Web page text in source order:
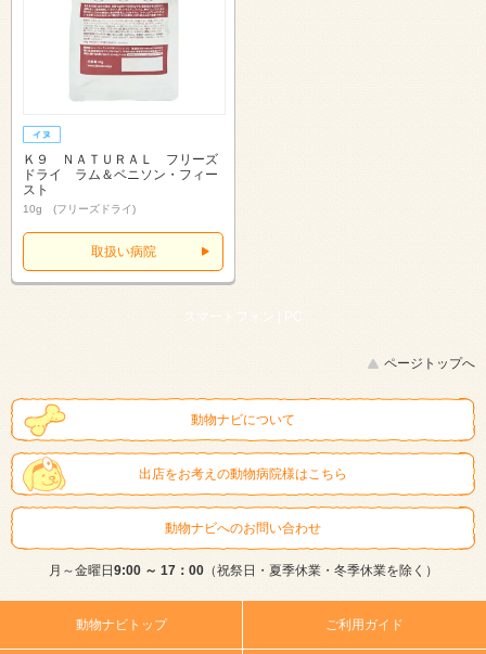
Ｋ９ ＮＡＴＵＲＡＬ フリーズ
ドライ ラム＆ベニソン・フィー
スト
10g (フリーズドライ)
取扱い病院
スマートフォン | PC
ページトップへ
動物ナビについて
出店をお考えの動物病院様はこちら
動物ナビへのお問い合わせ
月～金曜日9:00 ～ 17：00（祝祭日・夏季休業・冬季休業を除く）
動物ナビトップ ご利用ガイド